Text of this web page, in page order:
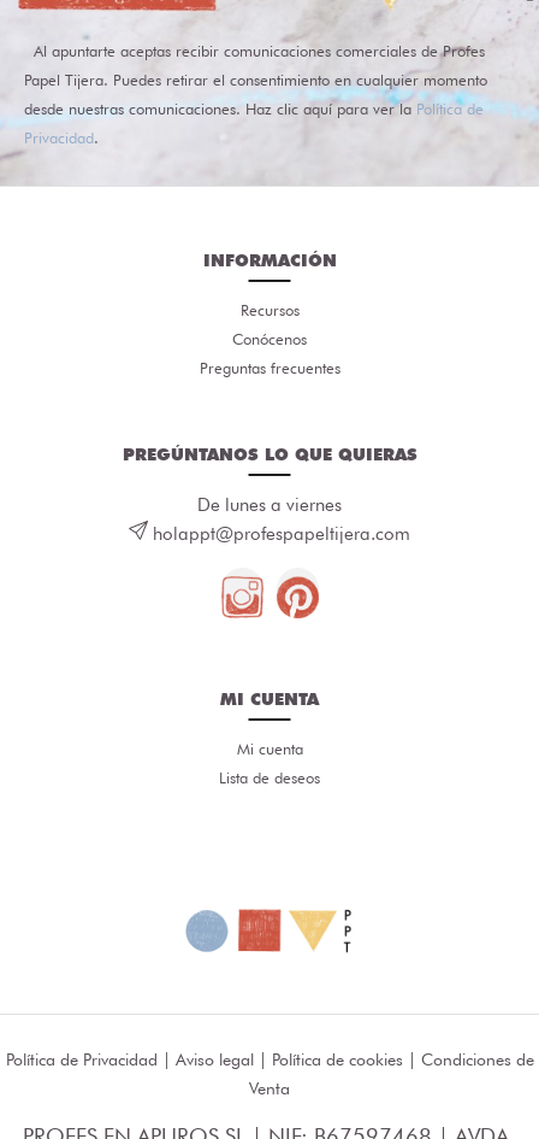
Al apuntarte aceptas recibir comunicaciones comerciales de Profes
Papel Tijera. Puedes retirar el consentimiento en cualquier momento
desde nuestras comunicaciones. Haz clic aquí para ver la Política de
Privacidad.
INFORMACIÓN
Recursos
Conócenos
Preguntas frecuentes
PREGÚNTANOS LO QUE QUIERAS
De lunes a viernes
holappt@profespapeltijera.com
MI CUENTA
Mi cuenta
Lista de deseos
Política de Privacidad Aviso legal| Política de cookies
Condiciones de
Venta